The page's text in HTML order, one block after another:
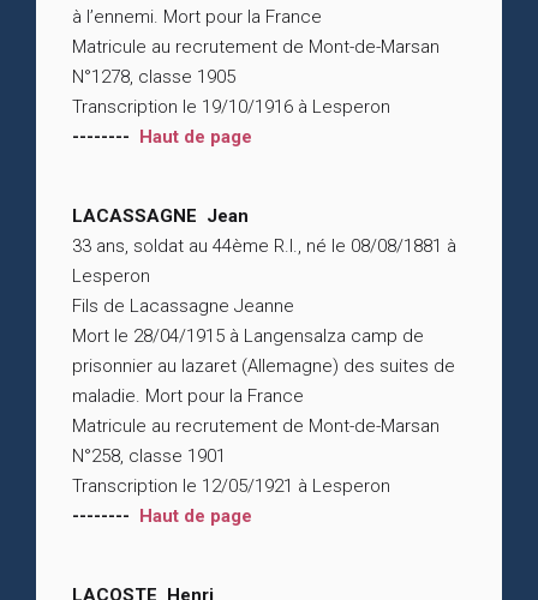
à l’ennemi. Mort pour la France
Matricule au recrutement de Mont-de-Marsan
N°1278, classe 1905
Transcription le 19/10/1916 à Lesperon
-------- Haut de page
LACASSAGNE Jean
33 ans, soldat au 44ème R.I., né le 08/08/1881 à
Lesperon
Fils de Lacassagne Jeanne
Mort le 28/04/1915 à Langensalza camp de
prisonnier au lazaret (Allemagne) des suites de
maladie. Mort pour la France
Matricule au recrutement de Mont-de-Marsan
N°258, classe 1901
Transcription le 12/05/1921 à Lesperon
-------- Haut de page
LACOSTE Henri